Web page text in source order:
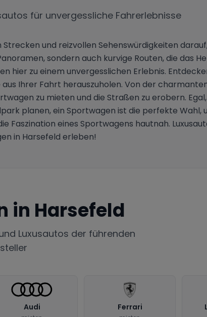
für unvergessliche Fahrerlebnisse
und reizvollen Sehenswürdigkeiten
sondern auch kurvige Routen, die das
zu einem unvergesslichen Erlebnis.
Ihrer Fahrt herauszuholen. Von der
zu mieten und die Straßen zu erobern.
planen, ein Sportwagen ist die perfekte Wahl,
Faszination eines Sportwagens hautnah.
in Harsefeld erleben!
in Harsefeld
Luxusautos der führenden
Audi Ferrari